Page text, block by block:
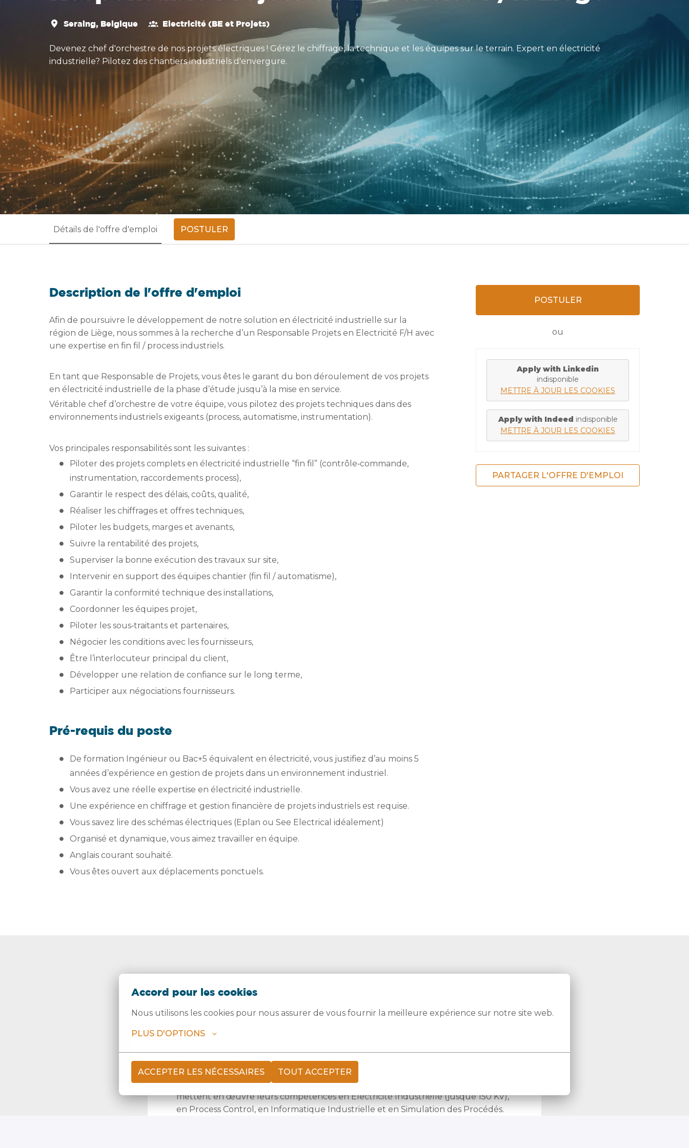
Accord pour les cookies
Nous utilisons les cookies pour nous assurer de vous fournir la meilleure expérience sur notre site web.
PLUS D'OPTIONS
ACCEPTER LES NÉCESSAIRES TOUT ACCEPTER
Seraing, Belgique Electricité (BE et Projets)
Devenez chef d'orchestre de nos projets électriques ! Gérez le chiffrage, la technique et les équipes sur le terrain. Expert en électricité
industrielle? Pilotez des chantiers industriels d'envergure.
Détails de l'offre d'emploi POSTULER
Description de l'offre d'emploi
Afin de poursuivre le développement de notre solution en électricité industrielle sur la
région de Liège, nous sommes à la recherche d’un Responsable Projets en Electricité F/H avec
une expertise en fin fil / process industriels.
En tant que Responsable de Projets, vous êtes le garant du bon déroulement de vos projets
en électricité industrielle de la phase d’étude jusqu’à la mise en service.
Véritable chef d’orchestre de votre équipe, vous pilotez des projets techniques dans des
environnements industriels exigeants (process, automatisme, instrumentation).
Vos principales responsabilités sont les suivantes :
Piloter des projets complets en électricité industrielle “fin fil” (contrôle‑commande,
instrumentation, raccordements process),
Garantir le respect des délais, coûts, qualité,
Réaliser les chiffrages et offres techniques,
Piloter les budgets, marges et avenants,
Suivre la rentabilité des projets,
Superviser la bonne exécution des travaux sur site,
Intervenir en support des équipes chantier (fin fil / automatisme),
Garantir la conformité technique des installations,
Coordonner les équipes projet,
Piloter les sous‑traitants et partenaires,
Négocier les conditions avec les fournisseurs,
Être l’interlocuteur principal du client,
Développer une relation de confiance sur le long terme,
Participer aux négociations fournisseurs.
Pré-requis du poste
De formation Ingénieur ou Bac+5 équivalent en électricité, vous justifiez d’au moins 5
années d’expérience en gestion de projets dans un environnement industriel.
Vous avez une réelle expertise en électricité industrielle.
Une expérience en chiffrage et gestion financière de projets industriels est requise.
Vous savez lire des schémas électriques (Eplan ou See Electrical idéalement)
Organisé et dynamique, vous aimez travailler en équipe.
Anglais courant souhaité.
Vous êtes ouvert aux déplacements ponctuels.
POSTULER
ou
Apply with Linkedin
indisponible
METTRE À JOUR LES COOKIES
Apply with Indeed indisponible
METTRE À JOUR LES COOKIES
PARTAGER L'OFFRE D'EMPLOI
Qui sommes-nous ?
Tous les jours et à travers le monde, les femmes et les hommes de l’entreprise
mettent en œuvre leurs compétences en Electricité Industrielle (jusque 150 KV),
en Process Control, en Informatique Industrielle et en Simulation des Procédés.